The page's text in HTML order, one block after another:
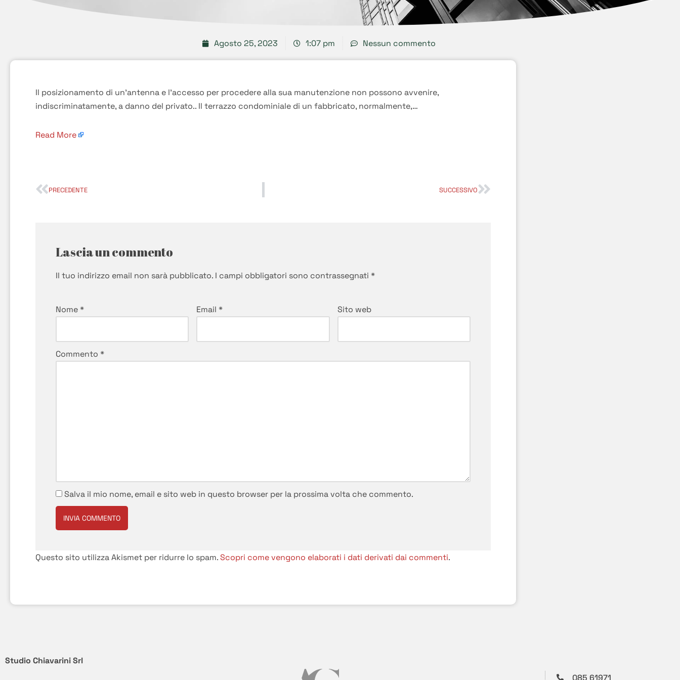
Agosto 25, 2023 1:07 pm Nessun commento
Il posizionamento di un’antenna e l’accesso per procedere alla sua manutenzione non possono avvenire,
indiscriminatamente, a danno del privato.. Il terrazzo condominiale di un fabbricato, normalmente,…
Read More
PRECEDENTE SUCCESSIVO
Lascia un commento
Il tuo indirizzo email non sarà pubblicato. I campi obbligatori sono contrassegnati *
Nome* Email* Sito web
Commento *
Salva il mio nome, email e sito web in questo browser per la prossima volta che commento.
Questo sito utilizza Akismet per ridurre lo spam.Scopri come vengono elaborati i dati derivati dai commenti.
Studio Chiavarini Srl
085 61971